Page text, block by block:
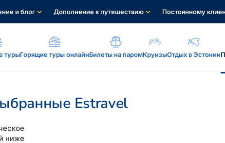
и блог Дополнение к путешествию Постоянному
турыГорящие туры онлайнБилеты на паромКруизыОтдых в Эстонии
Estravel
ниже